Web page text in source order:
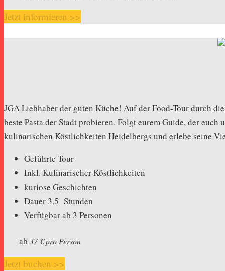
Jetzt informieren >>
JGA Liebhaber der guten Küche! Auf der Food-Tour durch
beste Pasta der Stadt probieren. Folgt eurem Guide, der
kulinarischen Köstlichkeiten Heidelbergs und erlebe seine
Geführte Tour
Inkl. Kulinarischer Köstlichkeiten
kuriose Geschichten
Dauer 3,5 Stunden
Verfügbar ab 3 Personen
ab 37 € pro Person
Jetzt buchen >>